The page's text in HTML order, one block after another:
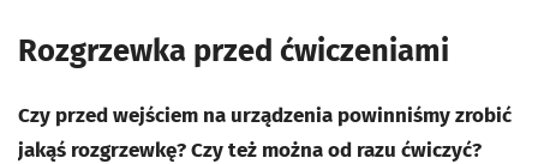
Rozgrzewka przed ćwiczeniami
Czy przed wejściem na urządzenia powinniśmy zrobić
jakąś rozgrzewkę? Czy też można od razu ćwiczyć?